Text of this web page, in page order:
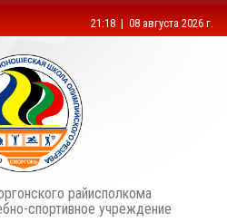
21:18 | 08 августа 2026 г.
райисполкома
спортивное учреждение